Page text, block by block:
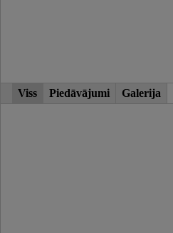
Viss Piedāvājumi Galerija